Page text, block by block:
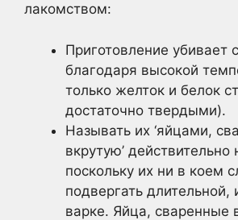
лакомством:
Приготовление убивает
благодаря высокой
только желток и белок
достаточно твердыми).
Называть их ‘яйцами,
вкрутую’ действительно
поскольку их ни в коем
подвергать длительной,
варке. Яйца, сваренные